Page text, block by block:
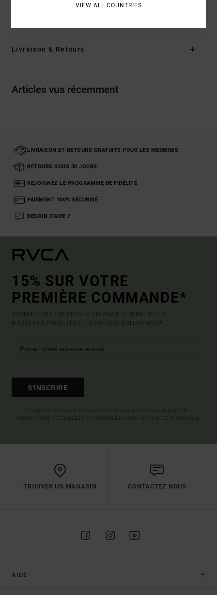
Livraison & Retours
Articles vus récemment
LIVRAISON ET RETOURS GRATUITS POUR LES MEMBRES
RETOURS SOUS 30 JOURS
REJOIGNEZ LE PROGRAMME DE FIDÉLITÉ
PAIEMENT 100% SÉCURISÉ
BESOIN D'AIDE ?
15% SUR VOTRE
PREMIÈRE COMMANDE*
ABONNE-TOI ET DÉCOUVRE EN AVANT-PREMIÈRE LES
NOUVEAUX PRODUITS ET DERNIÈRES COLLAB' RVCA.
S'INSCRIRE
TROUVER UN MAGASIN CONTACTEZ NOUS
AIDE
VIEW ALL COUNTRIES